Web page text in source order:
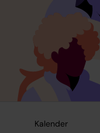
Kalender